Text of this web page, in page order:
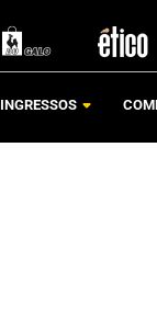
INGRESSOS